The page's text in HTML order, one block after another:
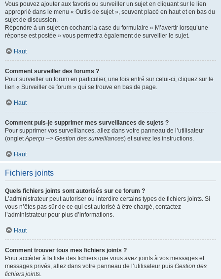
Vous pouvez ajouter aux favoris ou surveiller un sujet en cliquant sur le lien
approprié dans le menu « Outils de sujet », souvent placé en haut et en bas du
sujet de discussion.
Répondre à un sujet en cochant la case du formulaire « M’avertir lorsqu’une
réponse est postée » vous permettra également de surveiller le sujet.
Haut
Comment surveiller des forums ?
Pour surveiller un forum en particulier, une fois entré sur celui-ci, cliquez sur le
lien « Surveiller ce forum » qui se trouve en bas de page.
Haut
Comment puis-je supprimer mes surveillances de sujets ?
Pour supprimer vos surveillances, allez dans votre panneau de l’utilisateur
(ongletAperçu --> Gestion des surveillances) et suivez les instructions.
Haut
Fichiers joints
Quels fichiers joints sont autorisés sur ce forum ?
L’administrateur peut autoriser ou interdire certains types de fichiers joints. Si
vous n’êtes pas sûr de ce qui est autorisé à être chargé, contactez
l’administrateur pour plus d’informations.
Haut
Comment trouver tous mes fichiers joints ?
Pour accéder à la liste des fichiers que vous avez joints à vos messages et
messages privés, allez dans votre panneau de l’utilisateur puis Gestion des
fichiers joints.